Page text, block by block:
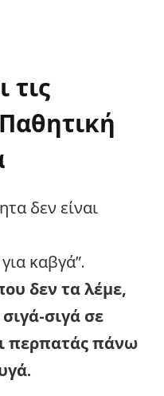
τις
δεν είναι
καβγά”.
δεν τα λέμε,
σιγά σε
περπατάς πάνω